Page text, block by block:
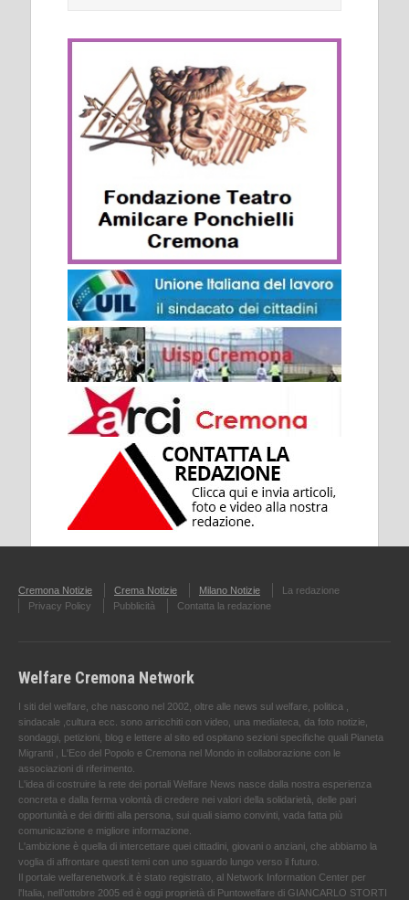
Cremona Notizie Crema Notizie Milano Notizie
La redazione
Privacy Policy
Pubblicità Contatta la redazione
Welfare Cremona Network
I siti del welfare, che nascono nel 2002, oltre alle news sul welfare, politica ,
sindacale ,cultura ecc. sono arricchiti con video, una mediateca, da foto notizie,
sondaggi, petizioni, blog e lettere al sito ed ospitano sezioni specifiche quali Pianeta
Migranti , L'Eco del Popolo e Cremona nel Mondo in collaborazione con le
associazioni di riferimento.
L'idea di costruire la rete dei portali Welfare News nasce dalla nostra esperienza
concreta e dalla ferma volontà di credere nei valori della solidarietà, delle pari
opportunità e dei diritti alla persona, sui quali siamo convinti, vada fatta più
comunicazione e migliore informazione.
L'ambizione è quella di intercettare quei cittadini, giovani o anziani, che abbiamo la
voglia di affrontare questi temi con uno sguardo lungo verso il futuro.
Il portale welfarenetwork.it è stato registrato, al Network Information Center per
l'Italia, nell’ottobre 2005 ed è oggi proprietà di Puntowelfare di GIANCARLO STORTI